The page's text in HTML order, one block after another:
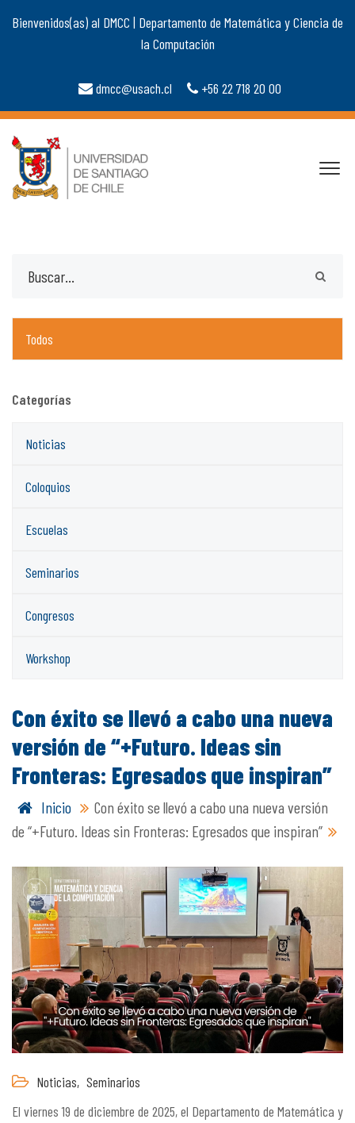
Bienvenidos(as) al DMCC | Departamento de Matemática y Ciencia de
la Computación
dmcc@usach.cl +56 22 718 20 00
Todos
Categorías
Noticias
Coloquios
Escuelas
Seminarios
Congresos
Workshop
Con éxito se llevó a cabo una nueva
versión de “+Futuro. Ideas sin
Fronteras: Egresados que inspiran”
Inicio
Con éxito se llevó a cabo una nueva versión
de “+Futuro. Ideas sin Fronteras: Egresados que inspiran”
Noticias, Seminarios
El viernes 19 de diciembre de 2025, el Departamento de Matemática y